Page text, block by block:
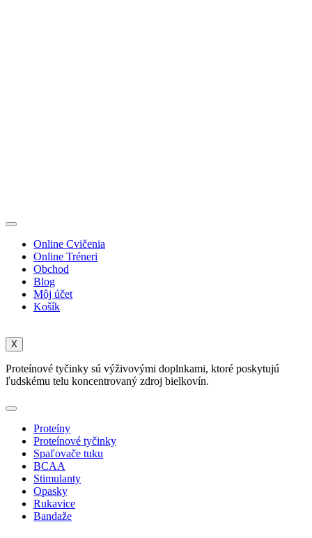
Online Cvičenia
Online Tréneri
Obchod
Blog
Môj účet
Košík
X
Proteínové tyčinky sú výživovými doplnkami, ktoré poskytujú
ľudskému telu koncentrovaný zdroj bielkovín.
Proteíny
Proteínové tyčinky
Spaľovače tuku
BCAA
Stimulanty
Opasky
Rukavice
Bandaže